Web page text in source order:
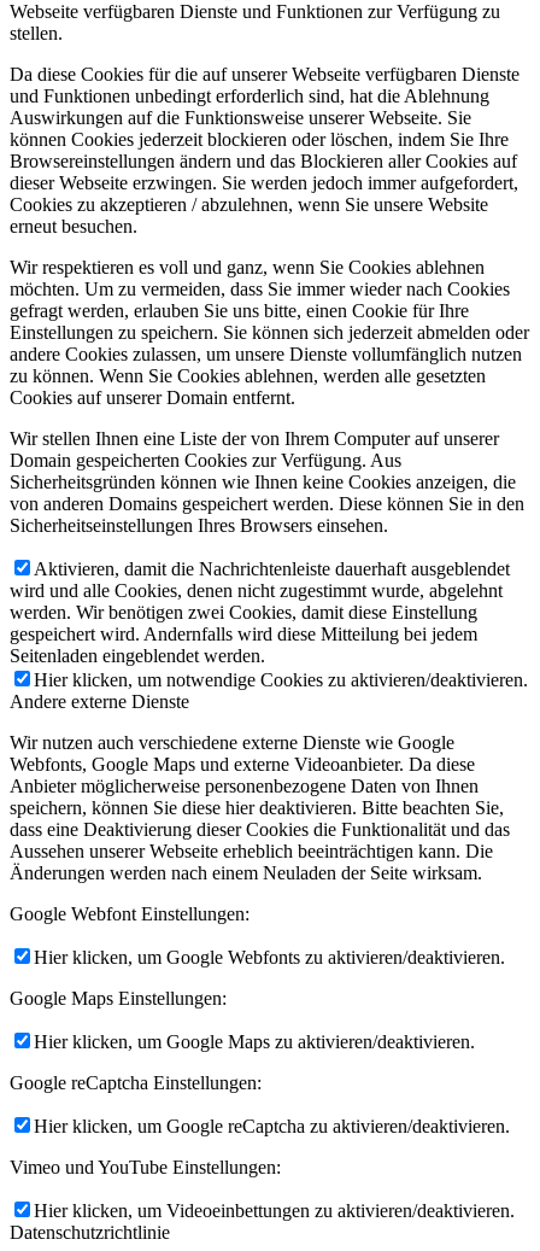
Webseite verfügbaren Dienste und Funktionen zur Verfügung zu
stellen.
Da diese Cookies für die auf unserer Webseite verfügbaren Dienste
und Funktionen unbedingt erforderlich sind, hat die Ablehnung
Auswirkungen auf die Funktionsweise unserer Webseite. Sie
können Cookies jederzeit blockieren oder löschen, indem Sie Ihre
Browsereinstellungen ändern und das Blockieren aller Cookies auf
dieser Webseite erzwingen. Sie werden jedoch immer aufgefordert,
Cookies zu akzeptieren / abzulehnen, wenn Sie unsere Website
erneut besuchen.
Wir respektieren es voll und ganz, wenn Sie Cookies ablehnen
möchten. Um zu vermeiden, dass Sie immer wieder nach Cookies
gefragt werden, erlauben Sie uns bitte, einen Cookie für Ihre
Einstellungen zu speichern. Sie können sich jederzeit abmelden oder
andere Cookies zulassen, um unsere Dienste vollumfänglich nutzen
zu können. Wenn Sie Cookies ablehnen, werden alle gesetzten
Cookies auf unserer Domain entfernt.
Wir stellen Ihnen eine Liste der von Ihrem Computer auf unserer
Domain gespeicherten Cookies zur Verfügung. Aus
Sicherheitsgründen können wie Ihnen keine Cookies anzeigen, die
von anderen Domains gespeichert werden. Diese können Sie in den
Sicherheitseinstellungen Ihres Browsers einsehen.
Aktivieren, damit die Nachrichtenleiste dauerhaft ausgeblendet
wird und alle Cookies, denen nicht zugestimmt wurde, abgelehnt
werden. Wir benötigen zwei Cookies, damit diese Einstellung
gespeichert wird. Andernfalls wird diese Mitteilung bei jedem
Seitenladen eingeblendet werden.
Hier klicken, um notwendige Cookies zu aktivieren/deaktivieren.
Andere externe Dienste
Wir nutzen auch verschiedene externe Dienste wie Google
Webfonts, Google Maps und externe Videoanbieter. Da diese
Anbieter möglicherweise personenbezogene Daten von Ihnen
speichern, können Sie diese hier deaktivieren. Bitte beachten Sie,
dass eine Deaktivierung dieser Cookies die Funktionalität und das
Aussehen unserer Webseite erheblich beeinträchtigen kann. Die
Änderungen werden nach einem Neuladen der Seite wirksam.
Google Webfont Einstellungen:
Hier klicken, um Google Webfonts zu aktivieren/deaktivieren.
Google Maps Einstellungen:
Hier klicken, um Google Maps zu aktivieren/deaktivieren.
Google reCaptcha Einstellungen:
Hier klicken, um Google reCaptcha zu aktivieren/deaktivieren.
Vimeo und YouTube Einstellungen:
Hier klicken, um Videoeinbettungen zu aktivieren/deaktivieren.
Datenschutzrichtlinie